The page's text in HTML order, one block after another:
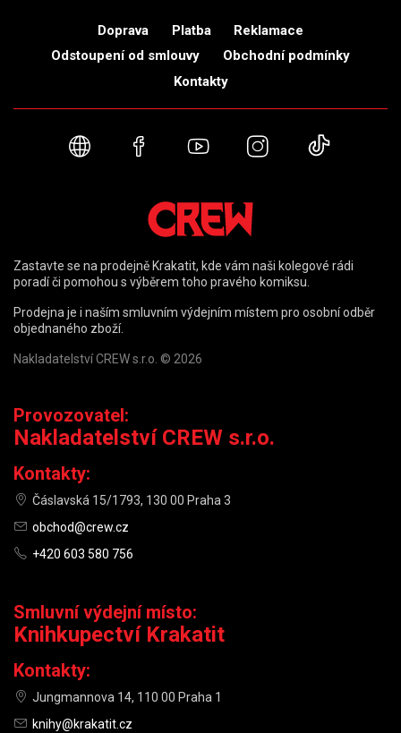
Doprava Platba
Reklamace
Odstoupení od smlouvy
Obchodní podmínky
Kontakty
Webové stránky
FacebookYouTubeInstagram
Zastavte se na prodejně Krakatit, kde vám naši kolegové rádi
poradí či pomohou s výběrem toho pravého komiksu.
Prodejna je i naším smluvním výdejním místem pro osobní odběr
objednaného zboží.
Nakladatelství CREW s.r.o. © 2026
Provozovatel:
Nakladatelství CREW s.r.o.
Kontakty:
Čáslavská 15/1793, 130 00 Praha 3
obchod@crew.cz
+420 603 580 756
Smluvní výdejní místo:
Knihkupectví Krakatit
Kontakty:
Jungmannova 14, 110 00 Praha 1
knihy@krakatit.cz